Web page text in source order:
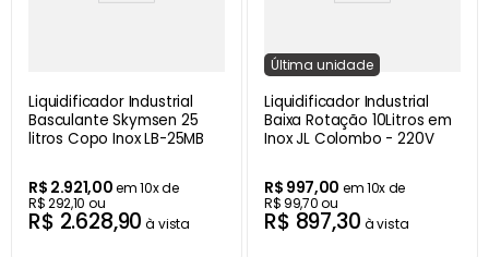
Liquidificador Industrial
Basculante Skymsen 25
litros Copo Inox LB-25MB
R$ 2.921,00em10x de
R$292,10 ou
R$ 2.628,90 à vista
Última unidade
Liquidificador Industrial
Baixa Rotação 10Litros em
Inox JL Colombo - 220V
R$ 997,00 em10x de
R$ 99,70ou
R$ 897,30 à vista